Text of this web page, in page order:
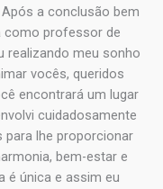
a conclusão bem
como professor de
realizando meu sonho
vocês, queridos
encontrará um lugar
cuidadosamente
lhe proporcionar
bem-estar e
é única e assim eu